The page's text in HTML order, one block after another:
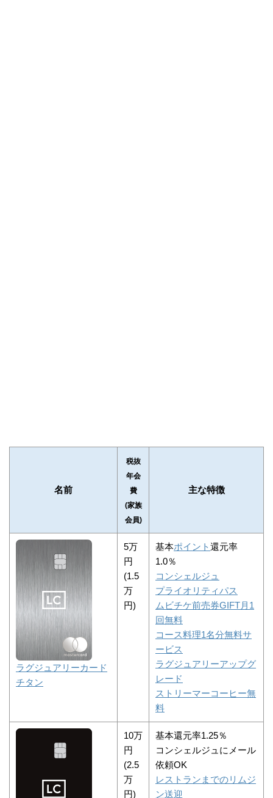
名前
税抜
年会
費
(家族
会員)
主な特徴
ラグジュアリーカード
チタン
5万
円
(1.5
万
円)
基本ポイント還元率
1.0％
コンシェルジュ
プライオリティパス
ムビチケ前売券GIFT月1
回無料
コース料理1名分無料サ
ービス
ラグジュアリーアップグ
レード
ストリーマーコーヒー無
料
10万
円
(2.5
万
円)
基本還元率1.25％
コンシェルジュにメール
依頼OK
レストランまでのリムジ
ン送迎